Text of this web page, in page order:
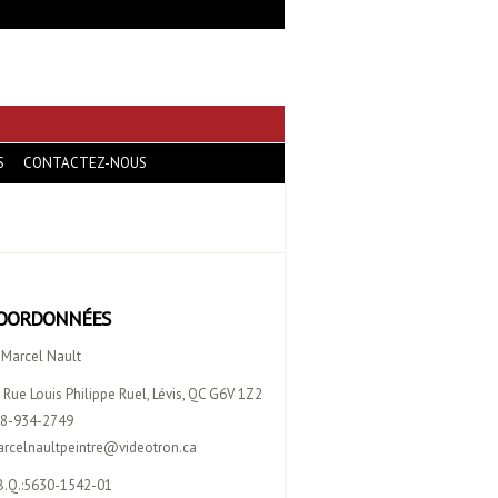
CONTACTEZ-NOUS
Marcel Nault
Louis Philippe Ruel, Lévis, QC G6V 1Z2
934-2749
1542-01